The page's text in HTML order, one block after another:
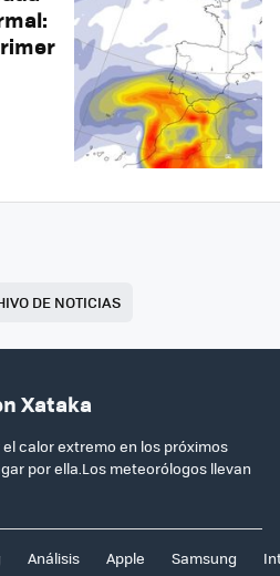
DE NOTICIAS
Xataka
calor extremo en los próximos
por ella.Los meteorólogos llevan
Análisis Apple Samsung